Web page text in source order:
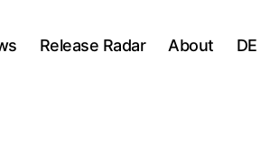
Release Radar About DE